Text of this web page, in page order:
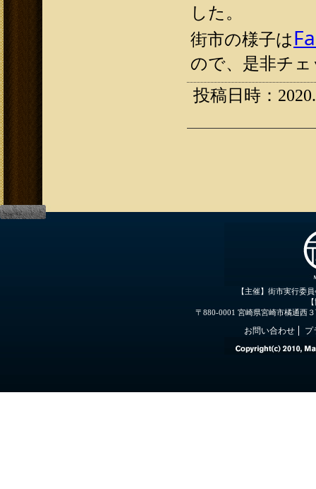
した。
街市の様子は
ので、是非チ
投稿日時：
【主催】街市実行委
〒880-0001 宮崎県宮崎市橘通西
お問い合わせ プ